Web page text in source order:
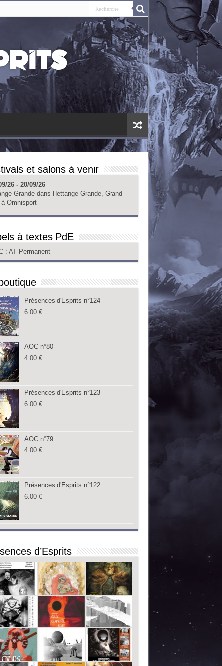
et salons à venir
26 - 20/09/26
Grande dans Hettange Grande, Grand
à Omnisport
à textes PdE
: AT Permanent
Présences d'Esprits n°124
6.00 €
AOC n°80
4.00 €
Présences d'Esprits n°123
6.00 €
AOC n°79
4.00 €
Présences d'Esprits n°122
6.00 €
d’Esprits